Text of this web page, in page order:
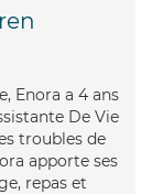
Enora a 4 ans
De Vie
troubles de
apporte ses
repas et